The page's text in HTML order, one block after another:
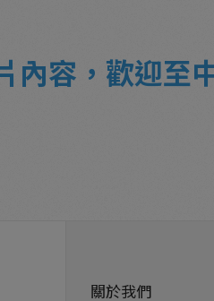
內容，歡迎至
關於我們